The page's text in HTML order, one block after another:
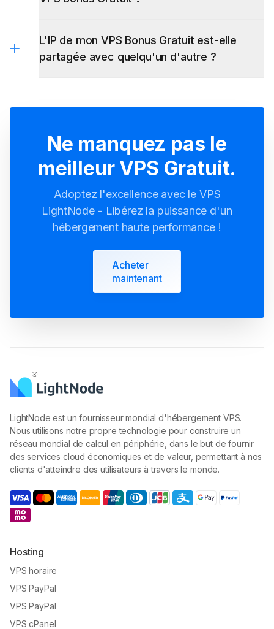
L'IP de mon VPS Bonus Gratuit est-elle
partagée avec quelqu'un d'autre ?
Ne manquez pas le
meilleur VPS Gratuit.
Adoptez l'excellence avec le VPS
LightNode - Libérez la puissance d'un
hébergement haute performance !
Acheter
maintenant
LightNode est un fournisseur mondial d'hébergement VPS.
Nous utilisons notre propre technologie pour construire un
réseau mondial de calcul en périphérie, dans le but de fournir
des services cloud économiques et de valeur, permettant à nos
clients d'atteindre des utilisateurs à travers le monde.
Hosting
VPS horaire
VPS PayPal
VPS PayPal
VPS cPanel